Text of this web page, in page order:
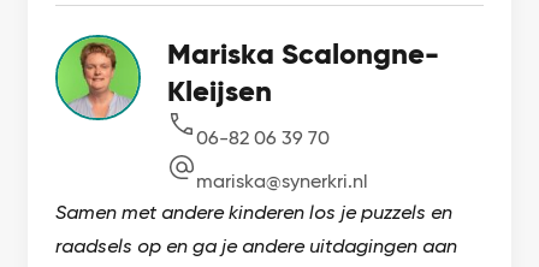
Mariska Scalongne-
Kleijsen
06-82 06 39 70
mariska@synerkri.nl
Samen met andere kinderen los je puzzels en
raadsels op en ga je andere uitdagingen aan